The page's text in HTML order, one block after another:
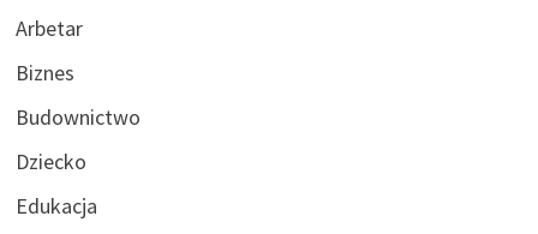
Arbetar
Biznes
Budownictwo
Dziecko
Edukacja